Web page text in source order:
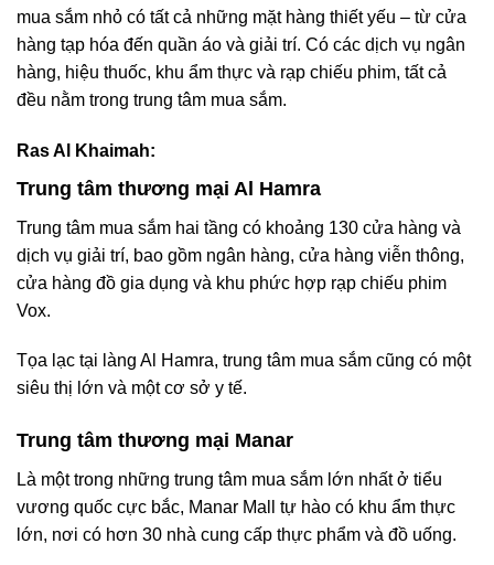
mua sắm nhỏ có tất cả những mặt hàng thiết yếu – từ cửa
hàng tạp hóa đến quần áo và giải trí. Có các dịch vụ ngân
hàng, hiệu thuốc, khu ẩm thực và rạp chiếu phim, tất cả
đều nằm trong trung tâm mua sắm.
Ras Al Khaimah:
Trung tâm thương mại Al Hamra
Trung tâm mua sắm hai tầng có khoảng 130 cửa hàng và
dịch vụ giải trí, bao gồm ngân hàng, cửa hàng viễn thông,
cửa hàng đồ gia dụng và khu phức hợp rạp chiếu phim
Vox.
Tọa lạc tại làng Al Hamra, trung tâm mua sắm cũng có một
siêu thị lớn và một cơ sở y tế.
Trung tâm thương mại Manar
Là một trong những trung tâm mua sắm lớn nhất ở tiểu
vương quốc cực bắc, Manar Mall tự hào có khu ẩm thực
lớn, nơi có hơn 30 nhà cung cấp thực phẩm và đồ uống.